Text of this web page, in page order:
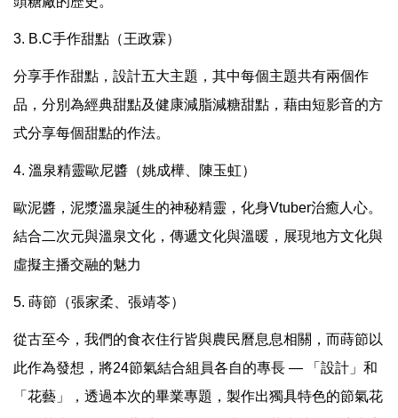
3. B.C手作甜點（王政霖）
分享手作甜點，設計五大主題，其中每個主題共有兩個作
品，分別為經典甜點及健康減脂減糖甜點，藉由短影音的方
式分享每個甜點的作法。
4. 溫泉精靈歐尼醬（姚成樺、陳玉虹）
歐泥醬，泥漿溫泉誕生的神秘精靈，化身Vtuber治癒人心。
結合二次元與溫泉文化，傳遞文化與溫暖，展現地方文化與
虛擬主播交融的魅力
5. 蒔節（張家柔、張靖苓）
從古至今，我們的食衣住行皆與農民曆息息相關，而蒔節以
此作為發想，將24節氣結合組員各自的專長 — 「設計」和
「花藝」，透過本次的畢業專題，製作出獨具特色的節氣花